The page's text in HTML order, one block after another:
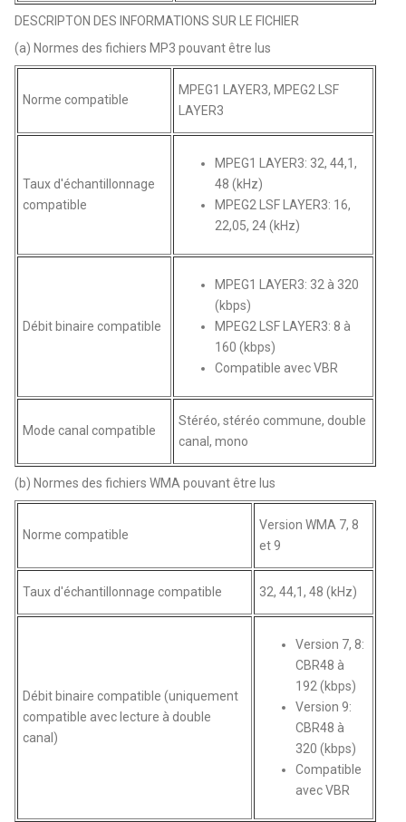
DESCRIPTON DES INFORMATIONS SUR LE FICHIER
(a) Normes des fichiers MP3 pouvant être lus
Norme compatible
MPEG1 LAYER3, MPEG2 LSF
LAYER3
Taux d'échantillonnage
compatible
MPEG1 LAYER3: 32, 44,1,
48 (kHz)
MPEG2 LSF LAYER3: 16,
22,05, 24 (kHz)
Débit binaire compatible
MPEG1 LAYER3: 32 à 320
(kbps)
MPEG2 LSF LAYER3: 8 à
160 (kbps)
Compatible avec VBR
Mode canal compatible
Stéréo, stéréo commune, double
canal, mono
(b) Normes des fichiers WMA pouvant être lus
Norme compatible
Version WMA 7, 8
et 9
Taux d'échantillonnage compatible 32, 44,1, 48 (kHz)
Débit binaire compatible (uniquement
compatible avec lecture à double
canal)
Version 7, 8:
CBR48 à
192 (kbps)
Version 9:
CBR48 à
320 (kbps)
Compatible
avec VBR